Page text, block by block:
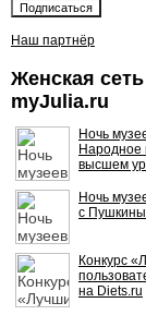
Наш партнёр
Женская сеть
myJulia.ru
Ночь
Народное
высшем
Ночь
с
Конкурс
на Diets.ru